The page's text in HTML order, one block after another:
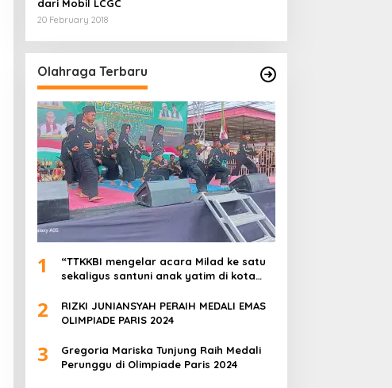
dari Mobil LCGC
20 February 2018
Olahraga Terbaru
1
“TTKKBI mengelar acara Milad ke satu
sekaligus santuni anak yatim di kota
2
RIZKI JUNIANSYAH PERAIH MEDALI EMAS
OLIMPIADE PARIS 2024
3
Gregoria Mariska Tunjung Raih Medali
Perunggu di Olimpiade Paris 2024